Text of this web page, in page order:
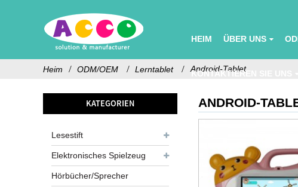
HEIM ÜBER UNS
KONTAKTIEREN SIE UNS
Heim ODM/OEM Lerntablet Android-Tablet
KATEGORIEN
Lesestift
Elektronisches Spielzeug
Hörbücher/Sprecher
ANDROID-